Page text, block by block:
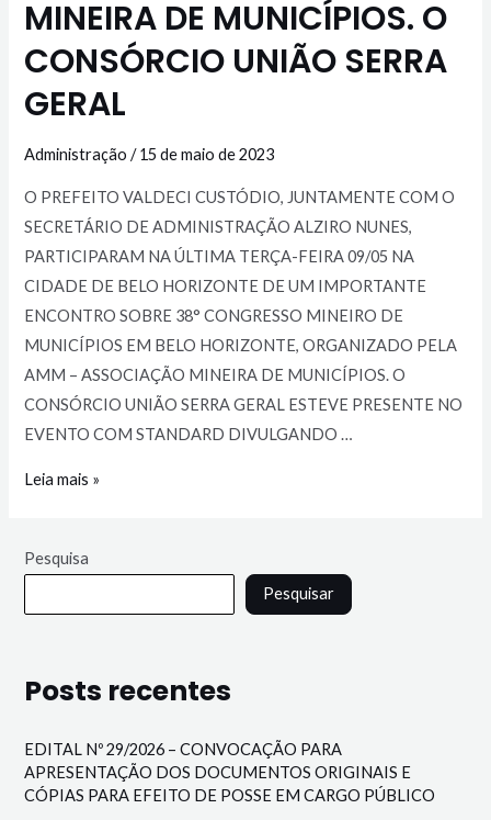
MINEIRA DE MUNICÍPIOS. O
CONSÓRCIO UNIÃO SERRA
GERAL
Administração /15 de maio de 2023
O PREFEITO VALDECI CUSTÓDIO, JUNTAMENTE COM O
SECRETÁRIO DE ADMINISTRAÇÃO ALZIRO NUNES,
PARTICIPARAM NA ÚLTIMA TERÇA-FEIRA 09/05 NA
CIDADE DE BELO HORIZONTE DE UM IMPORTANTE
ENCONTRO SOBRE 38° CONGRESSO MINEIRO DE
MUNICÍPIOS EM BELO HORIZONTE, ORGANIZADO PELA
AMM – ASSOCIAÇÃO MINEIRA DE MUNICÍPIOS. O
CONSÓRCIO UNIÃO SERRA GERAL ESTEVE PRESENTE NO
EVENTO COM STANDARD DIVULGANDO …
Leia mais »
Pesquisa
Pesquisar
Posts recentes
EDITAL Nº 29/2026 – CONVOCAÇÃO PARA
APRESENTAÇÃO DOS DOCUMENTOS ORIGINAIS E
CÓPIAS PARA EFEITO DE POSSE EM CARGO PÚBLICO